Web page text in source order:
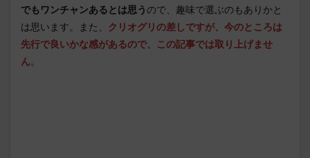
でもワンチャンあるとは思うので、趣味で選ぶのもありかと
は思います。また、
クリオグリの差しですが、今のところは
先行で良いかな感があるので、この記事では取り上げませ
ん。